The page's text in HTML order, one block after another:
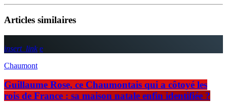
Articles similaires
insert_link
Chaumont
Guillaume Rose, ce Chaumontais qui a côtoyé les
rois de France : sa maison natale enfin identifiée ?